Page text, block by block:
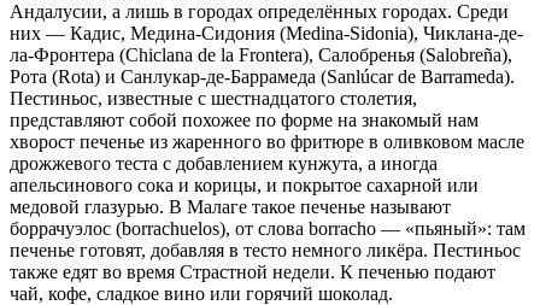
Андалусии, а лишь в городах определённых городах. Среди
них — Кадис, Медина-Сидония (Medina-Sidonia), Чиклана-де-
ла-Фронтера (Chiclana de la Frontera), Салобренья (Salobreña),
Рота (Rota) и Санлукар-де-Баррамеда (Sanlúcar de Barrameda).
Пестиньос, известные с шестнадцатого столетия,
представляют собой похожее по форме на знакомый нам
хворост печенье из жаренного во фритюре в оливковом масле
дрожжевого теста с добавлением кунжута, а иногда
апельсинового сока и корицы, и покрытое сахарной или
медовой глазурью. В Малаге такое печенье называют
боррачуэлос (borrachuelos), от слова borracho — «пьяный»: там
печенье готовят, добавляя в тесто немного ликёра. Пестиньос
также едят во время Страстной недели. К печенью подают
чай, кофе, сладкое вино или горячий шоколад.